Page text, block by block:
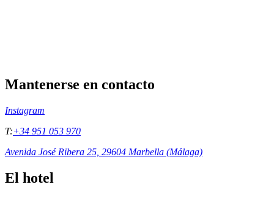
Mantenerse en contacto
Instagram
T:+34 951 053 970
Avenida José Ribera 25, 29604 Marbella (Málaga)
El hotel